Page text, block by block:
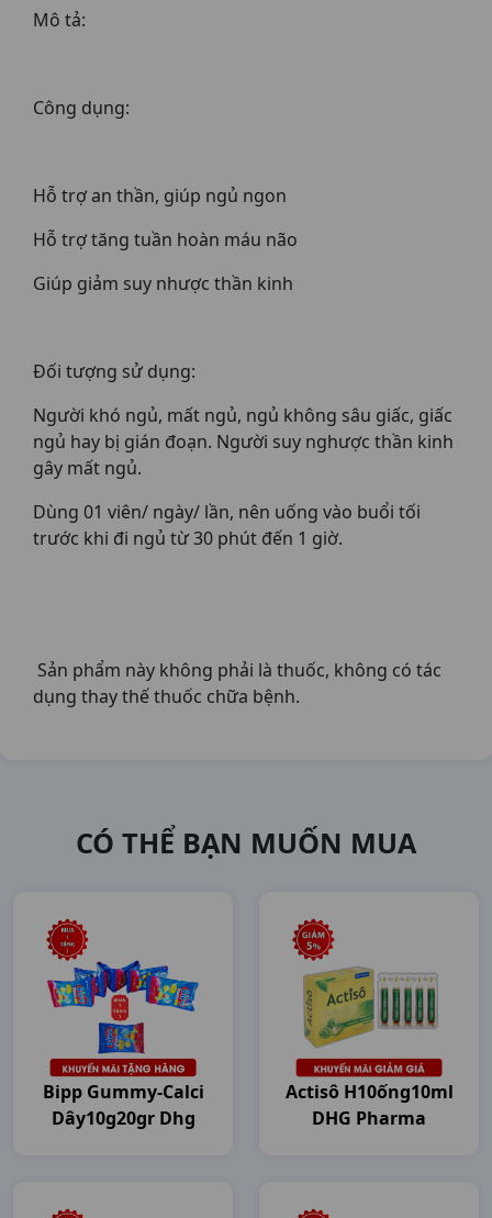
Mô tả:
Công dụng:
Hỗ trợ an thần, giúp ngủ ngon
Hỗ trợ tăng tuần hoàn máu não
Giúp giảm suy nhược thần kinh
Đối tượng sử dụng:
Người khó ngủ, mất ngủ, ngủ không sâu giấc, giấc
ngủ hay bị gián đoạn. Người suy nghược thần kinh
gây mất ngủ.
Dùng 01 viên/ ngày/ lần, nên uống vào buổi tối
trước khi đi ngủ từ 30 phút đến 1 giờ.
Sản phẩm này không phải là thuốc, không có tác
dụng thay thế thuốc chữa bệnh.
CÓ THỂ BẠN MUỐN MUA
Bipp Gummy-Calci
Dây10g20gr Dhg
Actisô H10ống10ml
DHG Pharma